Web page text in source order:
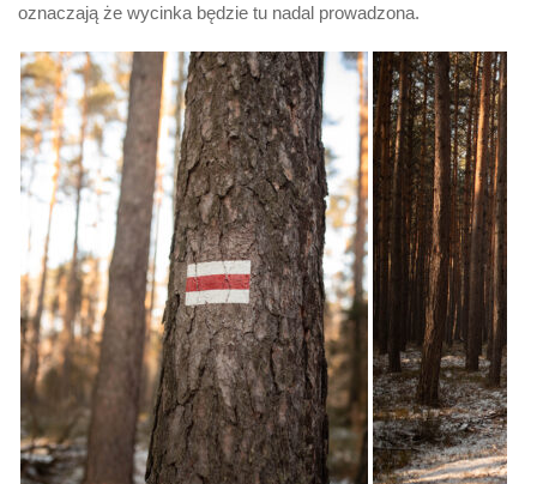
oznaczają że wycinka będzie tu nadal prowadzona.